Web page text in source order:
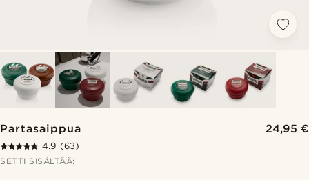
Partasaippua 24,95 €
4.9 (63)
SETTI SISÄLTÄÄ: